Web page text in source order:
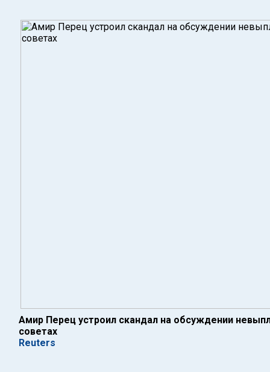
Амир Перец устроил скандал на обсуждении
советах
Reuters